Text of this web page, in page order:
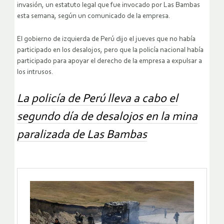
invasión, un estatuto legal que fue invocado por Las Bambas
esta semana, según un comunicado de la empresa.
El gobierno de izquierda de Perú dijo el jueves que no había
participado en los desalojos, pero que la policía nacional había
participado para apoyar el derecho de la empresa a expulsar a
los intrusos.
La policía de Perú lleva a cabo el
segundo día de desalojos en la mina
paralizada de Las Bambas